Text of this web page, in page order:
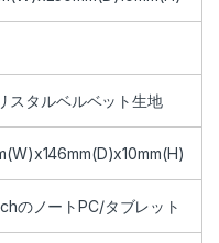
スタルベルベット生地
のノートPC/タブレット